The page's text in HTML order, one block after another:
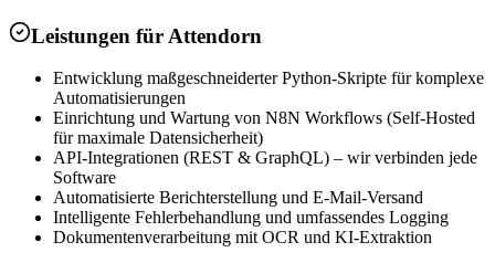
Leistungen für Attendorn
Entwicklung maßgeschneiderter Python-Skripte für komplexe
Automatisierungen
Einrichtung und Wartung von N8N Workflows (Self-Hosted
für maximale Datensicherheit)
API-Integrationen (REST & GraphQL) – wir verbinden jede
Software
Automatisierte Berichterstellung und E-Mail-Versand
Intelligente Fehlerbehandlung und umfassendes Logging
Dokumentenverarbeitung mit OCR und KI-Extraktion